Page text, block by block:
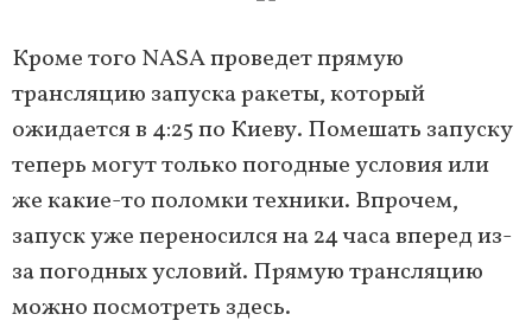
Кроме того NASA проведет прямую
трансляцию запуска ракеты, который
ожидается в 4:25 по Киеву. Помешать запуску
теперь могут только погодные условия или
же какие-то поломки техники. Впрочем,
запуск уже переносился на 24 часа вперед из-
за погодных условий. Прямую трансляцию
можно посмотреть здесь.